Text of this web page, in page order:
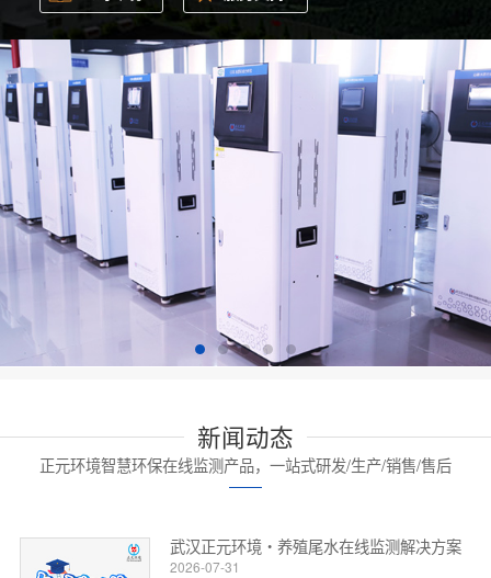
新闻动态
正元环境智慧环保在线监测产品，一站式研发/生产/销售/售后
武汉正元环境・养殖尾水在线监测解决方案
2026-07-31